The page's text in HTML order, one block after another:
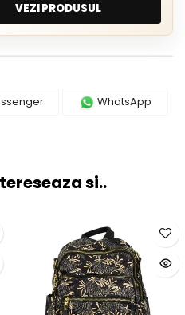
VEZI PRODUSUL
WhatsApp
si..